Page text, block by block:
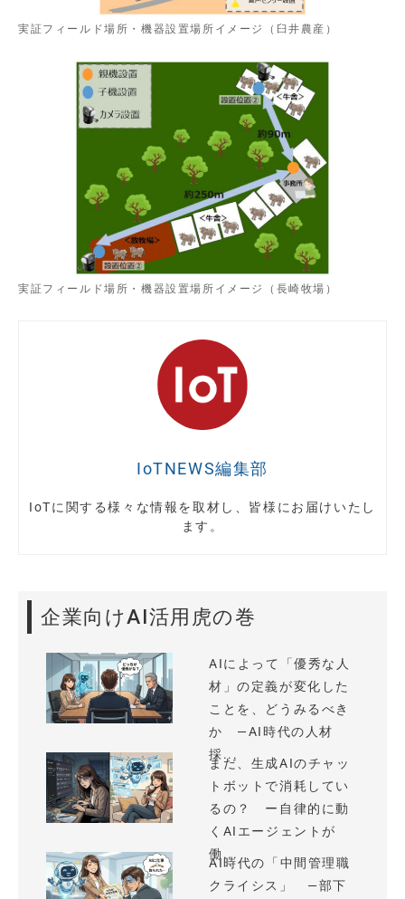
実証フィールド場所・機器設置場所イメージ（臼井農産）
実証フィールド場所・機器設置場所イメージ（長崎牧場）
IoTNEWS編集部
IoTに関する様々な情報を取材し、皆様にお届けいたし
ます。
企業向けAI活用虎の巻
AIによって「優秀な人
材」の定義が変化した
ことを、どうみるべき
か —AI時代の人材
採...
まだ、生成AIのチャッ
トボットで消耗してい
るの？ ー自律的に動
くAIエージェントが
働...
AI時代の「中間管理職
クライシス」 —部下